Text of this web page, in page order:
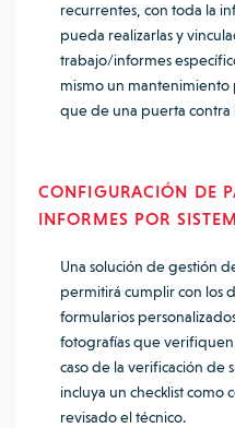
recurrentes, con toda la
pueda realizarlas y
trabajo/informes
mismo un
que de una puerta contra
CONFIGURACIÓN DE
INFORMES POR
Una solución de gestión
permitirá cumplir con los
formularios
fotografías que verifiquen
caso de la verificación de
incluya un checklist
revisado el técnico.